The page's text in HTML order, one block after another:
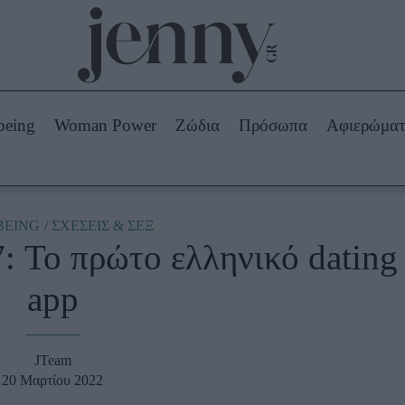
Beauty -
Ομορφιά
Skincare
Μακιγιάζ
Ζώδια
Woman Power Ζώδια Πρόσωπα
ΣΧΕΣΕΙΣ & ΣΕΞ
Το πρώτο ελληνικό dating
app
JTeam
20 Μαρτίου 2022